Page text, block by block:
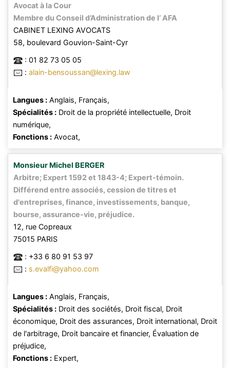
Avocat à la Cour
Membre du Conseil d’Administration de l’ AFA
CABINET LEXING AVOCATS
58, boulevard Gouvion-Saint-Cyr
: 01 82 73 05 05
: alain-bensoussan@lexing.law
Langues : Anglais, Français,
Spécialités : Droit de la propriété intellectuelle, Droit
numérique,
Fonctions : Avocat,
Monsieur Michel BERGER
Arbitre; Expert 1592 et 1843-4; Expert-témoin.
Différend entre associés, cession de titres et
d'entreprises, finance, investissements, banque,
bourse, assurance-vie, préjudice.
12, rue Copreaux
75015 PARIS
: +33 6 80 91 53 97
: s.evalfi@yahoo.com
Langues : Anglais, Français,
Spécialités : Droit des sociétés, Droit fiscal, Droit
économique, Droit des assurances, Droit international, Droit
de l'arbitrage, Droit bancaire et financier, Évaluation de
préjudice,
Fonctions : Expert,